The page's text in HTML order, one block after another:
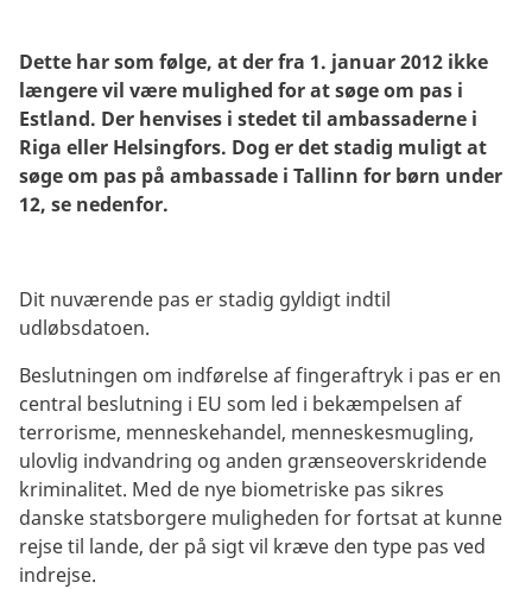
Dette har som følge, at der fra 1. januar 2012 ikke
længere vil være mulighed for at søge om pas i
Estland. Der henvises i stedet til ambassaderne i
Riga eller Helsingfors. Dog er det stadig muligt at
søge om pas på ambassade i Tallinn for børn under
12, se nedenfor.
Dit nuværende pas er stadig gyldigt indtil
udløbsdatoen.
Beslutningen om indførelse af fingeraftryk i pas er en
central beslutning i EU som led i bekæmpelsen af
terrorisme, menneskehandel, menneskesmugling,
ulovlig indvandring og anden grænseoverskridende
kriminalitet. Med de nye biometriske pas sikres
danske statsborgere muligheden for fortsat at kunne
rejse til lande, der på sigt vil kræve den type pas ved
indrejse.